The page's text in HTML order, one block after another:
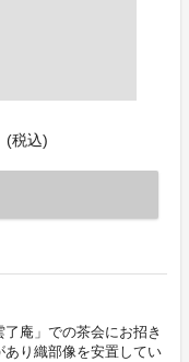
(税込)
庵」での茶会にお招き
り織部像を安置してい